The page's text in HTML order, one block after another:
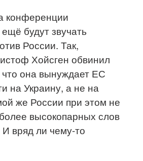
конференции
будут звучать
России. Так,
Хойсген обвинил
что она вынуждает ЕС
на Украину, а не на
же России при этом не
высокопарных слов
вряд ли чему-то